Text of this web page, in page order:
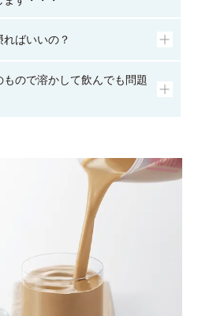
ばいいの？
ので溶かして飲んでも問題